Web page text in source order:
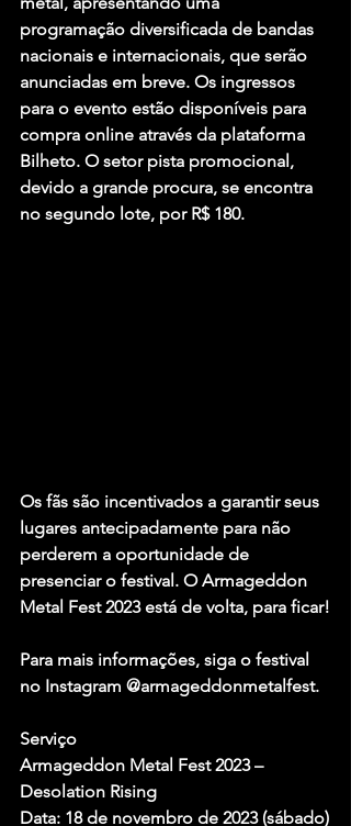
programação diversificada de bandas
nacionais e internacionais, que serão
anunciadas em breve. Os ingressos
para o evento estão disponíveis para
compra online através da plataforma
Bilheto. O setor pista promocional,
devido a grande procura, se encontra
no segundo lote, por R$ 180.
Os fãs são incentivados a garantir seus
lugares antecipadamente para não
perderem a oportunidade de
presenciar o festival. O Armageddon
Metal Fest 2023 está de volta, para ficar!
Para mais informações, siga o festival
no Instagram @armageddonmetalfest.
Serviço
Armageddon Metal Fest 2023 –
Desolation Rising
Data: 18 de novembro de 2023 (sábado)